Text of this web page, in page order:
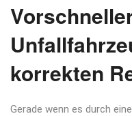
korrekten
Gerade wenn es durch